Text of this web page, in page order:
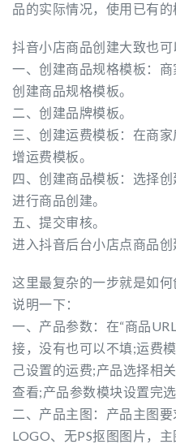
品的实际情况，使用已有的
抖音小店商品创建大致也可
一、创建商品规格模板：
创建商品规格模板。
二、创建品牌模板。
三、创建运费模板：在商
增运费模板。
四、创建商品模板：选择
进行商品创建。
五、提交审核。
进入抖音后台小店点商品
这里最复杂的一步就是如
说明一下：
一、产品参数：在“商品
接，没有也可以不填;运费
己设置的运费;产品选择相
查看;产品参数模块设置完
二、产品主图：产品主图
LOGO、无PS抠图图片，